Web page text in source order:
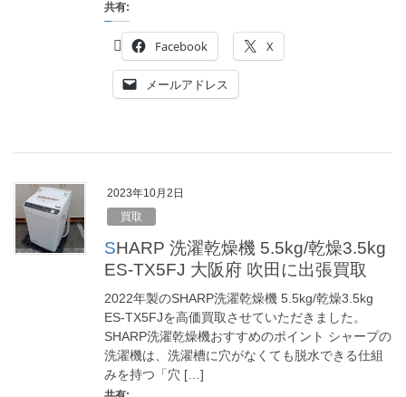
共有:
Facebook X
メールアドレス
2023年10月2日
買取
SHARP 洗濯乾燥機 5.5kg/乾燥3.5kg
ES-TX5FJ 大阪府 吹田に出張買取
2022年製のSHARP洗濯乾燥機 5.5kg/乾燥3.5kg
ES-TX5FJを高価買取させていただきました。
SHARP洗濯乾燥機おすすめのポイント シャープの
洗濯機は、洗濯槽に穴がなくても脱水できる仕組
みを持つ「穴 […]